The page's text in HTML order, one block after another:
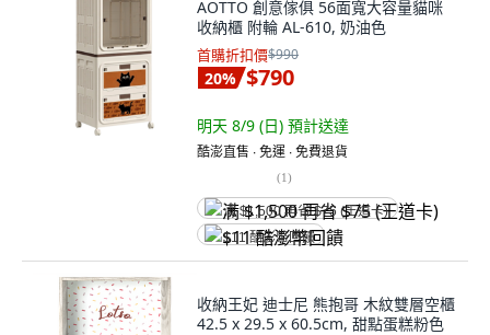
AOTTO 創意傢俱 56面寬大容量貓咪
收納櫃 附輪 AL-610, 奶油色
首購折扣價$990
20% $790
明天 8/9 (日) 預計送達
酷澎直售 ∙ 免運 ∙ 免費退貨
(1)
满 $1,500 再省 $75 (王道卡)
$11 酷澎幣回饋
收納王妃 迪士尼 熊抱哥 木紋雙層空櫃
42.5 x 29.5 x 60.5cm, 甜點蛋糕粉色